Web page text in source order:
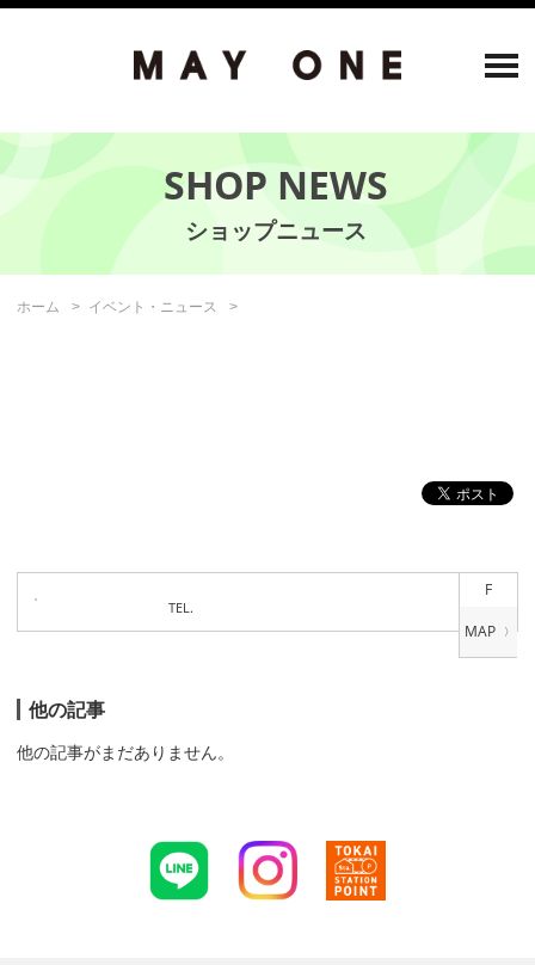
SHOP NEWS
ホーム イベント・ニュース
F
TEL.
他の記事
他の記事がまだありません。